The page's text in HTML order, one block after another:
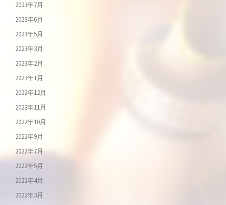
2023年7月
2023年6月
2023年5月
2023年3月
2023年2月
2023年1月
2022年12月
2022年11月
2022年10月
2022年9月
2022年7月
2022年5月
2022年4月
2022年3月